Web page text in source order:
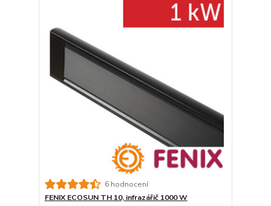
6 hodnocení
FENIX ECOSUN TH 10, infrazářič 1000 W